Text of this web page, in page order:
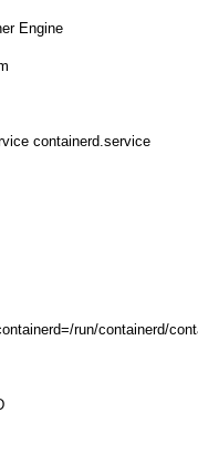
Engine
containerd.service
run/containerd/